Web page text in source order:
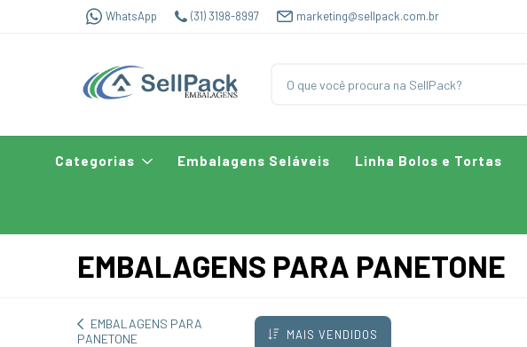
WhatsApp (31) 3198-8997 marketing@sellpack.com.br
Categorias Embalagens Seláveis Linha Bolos e Tortas
EMBALAGENS PARA PANETONE
EMBALAGENS PARA
PANETONE
MAIS VENDIDOS